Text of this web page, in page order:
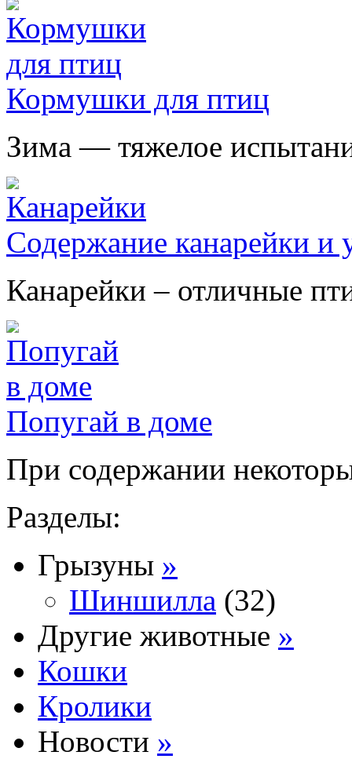
Кормушки для птиц
Зима — тяжелое
Содержание канарейки и
Канарейки – отличные
Попугай в доме
При содержании
Разделы:
Грызуны »
Шиншилла (32)
Другие животные »
Кошки
Кролики
Новости »